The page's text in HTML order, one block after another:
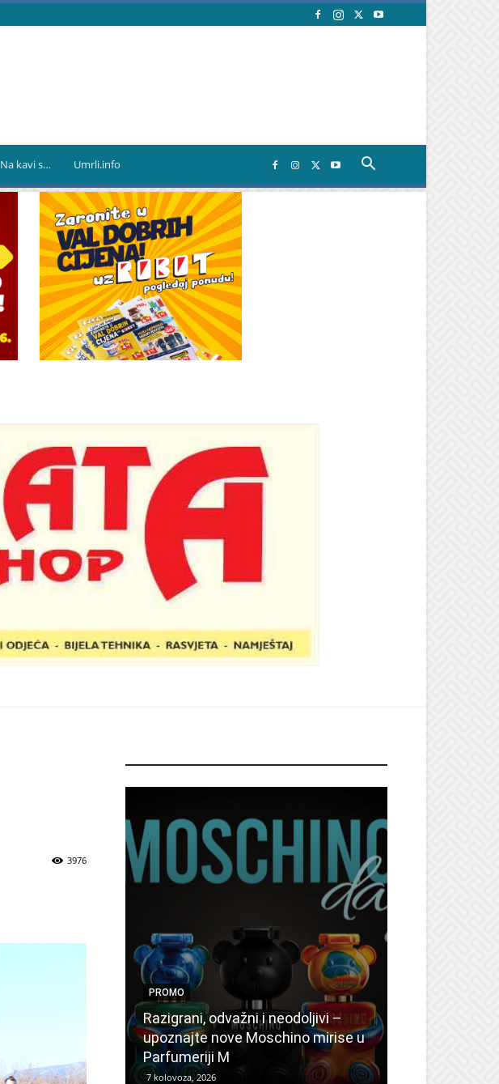
Na kavi s… Umrli.info
3976
PROMO
Razigrani, odvažni i neodoljivi –
upoznajte nove Moschino mirise u
Parfumeriji M
7 kolovoza, 2026